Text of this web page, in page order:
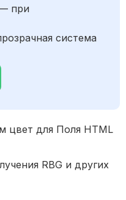
при
система
цвет для Поля HTML
RBG и других